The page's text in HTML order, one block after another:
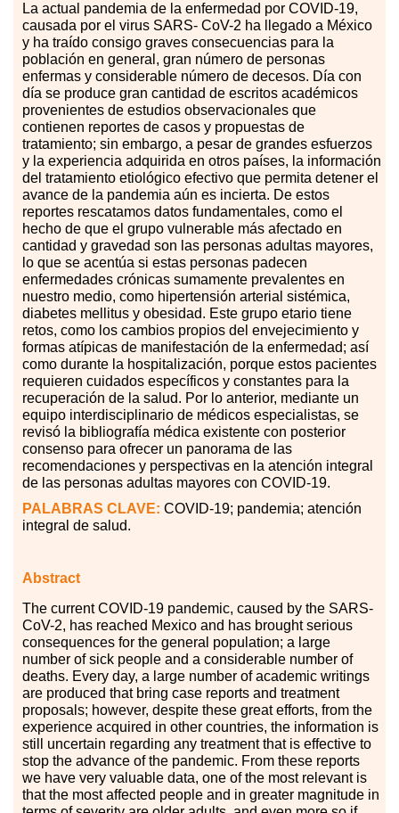
La actual pandemia de la enfermedad por COVID-19,
causada por el virus SARS- CoV-2 ha llegado a México
y ha traído consigo graves consecuencias para la
población en general, gran número de personas
enfermas y considerable número de decesos. Día con
día se produce gran cantidad de escritos académicos
provenientes de estudios observacionales que
contienen reportes de casos y propuestas de
tratamiento; sin embargo, a pesar de grandes esfuerzos
y la experiencia adquirida en otros países, la información
del tratamiento etiológico efectivo que permita detener el
avance de la pandemia aún es incierta. De estos
reportes rescatamos datos fundamentales, como el
hecho de que el grupo vulnerable más afectado en
cantidad y gravedad son las personas adultas mayores,
lo que se acentúa si estas personas padecen
enfermedades crónicas sumamente prevalentes en
nuestro medio, como hipertensión arterial sistémica,
diabetes mellitus y obesidad. Este grupo etario tiene
retos, como los cambios propios del envejecimiento y
formas atípicas de manifestación de la enfermedad; así
como durante la hospitalización, porque estos pacientes
requieren cuidados específicos y constantes para la
recuperación de la salud. Por lo anterior, mediante un
equipo interdisciplinario de médicos especialistas, se
revisó la bibliografía médica existente con posterior
consenso para ofrecer un panorama de las
recomendaciones y perspectivas en la atención integral
de las personas adultas mayores con COVID-19.
PALABRAS CLAVE: COVID-19; pandemia; atención
integral de salud.
Abstract
The current COVID-19 pandemic, caused by the SARS-
CoV-2, has reached Mexico and has brought serious
consequences for the general population; a large
number of sick people and a considerable number of
deaths. Every day, a large number of academic writings
are produced that bring case reports and treatment
proposals; however, despite these great efforts, from the
experience acquired in other countries, the information is
still uncertain regarding any treatment that is effective to
stop the advance of the pandemic. From these reports
we have very valuable data, one of the most relevant is
that the most affected people and in greater magnitude in